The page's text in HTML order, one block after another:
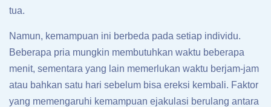
tua.
Namun, kemampuan ini berbeda pada setiap individu.
Beberapa pria mungkin membutuhkan waktu beberapa
menit, sementara yang lain memerlukan waktu berjam-jam
atau bahkan satu hari sebelum bisa ereksi kembali. Faktor
yang memengaruhi kemampuan ejakulasi berulang antara